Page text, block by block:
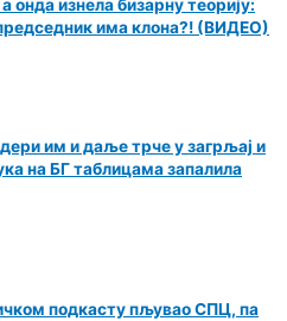
онда изнела бизарну теорију:
има клона?! (ВИДЕО)
им и даље трче у загрљај и
на БГ таблицама запалила
подкасту пљувао СПЦ, па